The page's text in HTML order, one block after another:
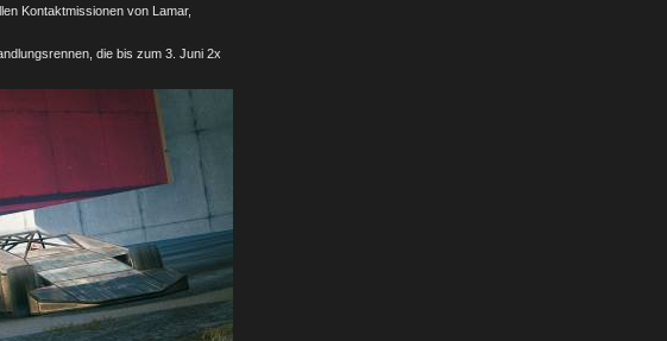
Kontaktmissionen von Lamar,
die bis zum 3. Juni 2x